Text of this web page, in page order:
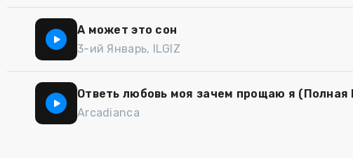
А может это сон
3-ий Январь, ILGIZ
Ответь любовь моя зачем прощаю я (Полная
Arcadianca